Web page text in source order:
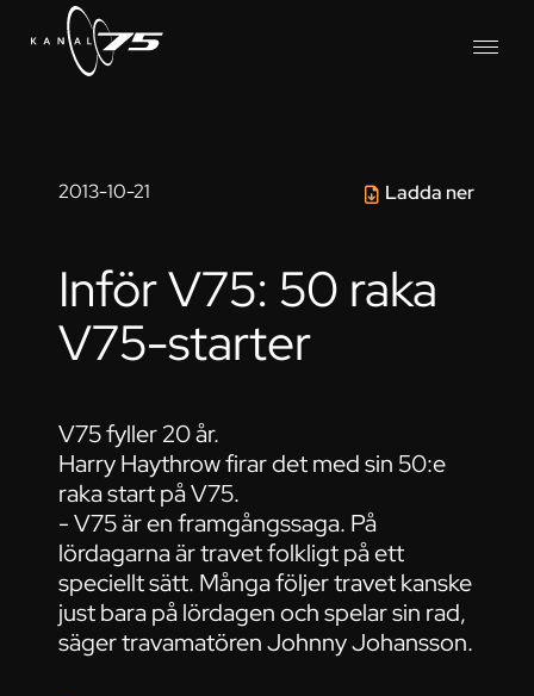
2013-10-21 Ladda ner
Inför V75: 50 raka
V75-starter
V75 fyller 20 år.
Harry Haythrow firar det med sin 50:e
raka start på V75.
- V75 är en framgångssaga. På
lördagarna är travet folkligt på ett
speciellt sätt. Många följer travet kanske
just bara på lördagen och spelar sin rad,
säger travamatören Johnny Johansson.